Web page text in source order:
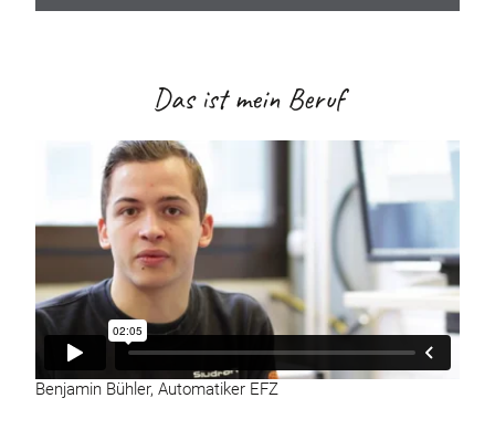
Das ist mein Beruf
Benjamin Bühler, Automatiker EFZ